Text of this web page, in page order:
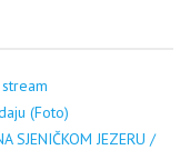
(Foto)
SJENIČKOM JEZERU /